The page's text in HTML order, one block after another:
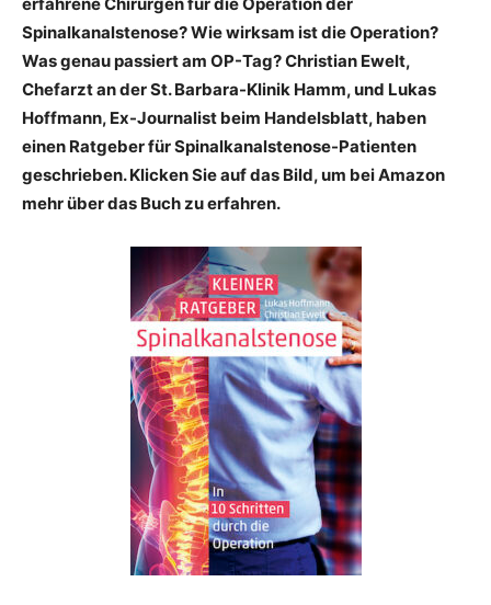
Spinalkanalstenose? Wie wirksam ist die Operation?
Was genau passiert am OP-Tag? Christian Ewelt,
Chefarzt an der St. Barbara-Klinik Hamm, und Lukas
Hoffmann, Ex-Journalist beim Handelsblatt, haben
einen Ratgeber für Spinalkanalstenose-Patienten
geschrieben. Klicken Sie auf das Bild, um bei Amazon
mehr über das Buch zu erfahren.